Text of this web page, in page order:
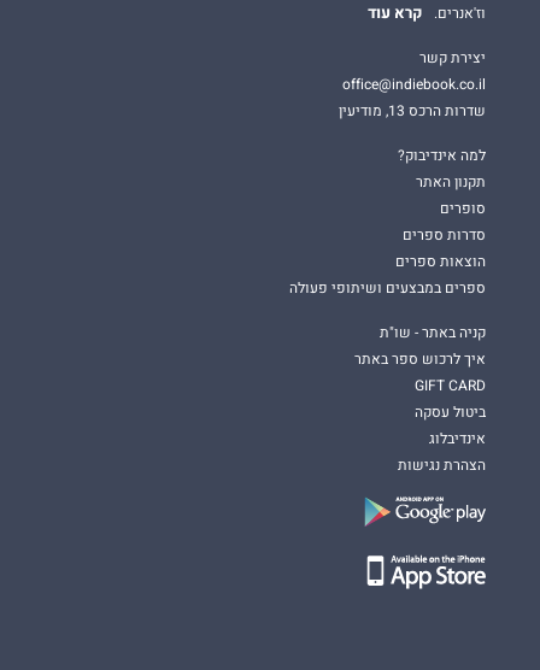
וז'אנרים.
קרא עוד
יצירת קשר
office@indiebook.co.il
שדרות הרכס 13, מודיעין
למה אינדיבוק?
תקנון האתר
סופרים
סדרות ספרים
הוצאות ספרים
ספרים במבצעים ושיתופי פעולה
קניה באתר - שו"ת
איך לרכוש ספר באתר
GIFT CARD
ביטול עסקה
אינדיבלוג
הצהרת נגישות